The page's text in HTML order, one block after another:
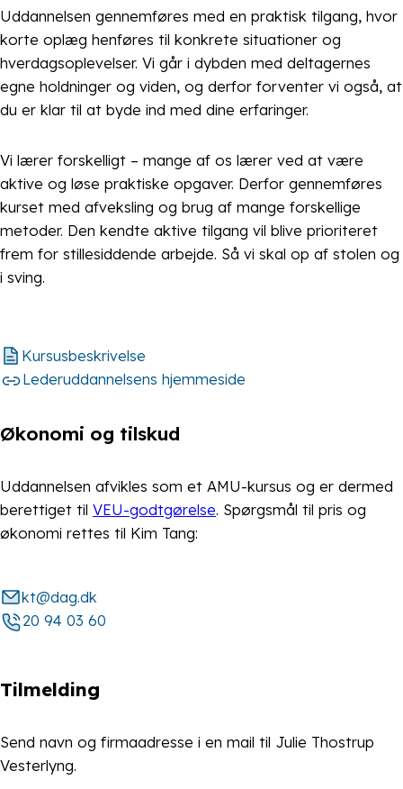
Uddannelsen gennemføres med en praktisk tilgang, hvor
korte oplæg henføres til konkrete situationer og
hverdagsoplevelser. Vi går i dybden med deltagernes
egne holdninger og viden, og derfor forventer vi også, at
du er klar til at byde ind med dine erfaringer.
Vi lærer forskelligt – mange af os lærer ved at være
aktive og løse praktiske opgaver. Derfor gennemføres
kurset med afveksling og brug af mange forskellige
metoder. Den kendte aktive tilgang vil blive prioriteret
frem for stillesiddende arbejde. Så vi skal op af stolen og
i sving.
Kursusbeskrivelse
Lederuddannelsens hjemmeside
Økonomi og tilskud
Uddannelsen afvikles som et AMU-kursus og er dermed
berettiget til VEU-godtgørelse. Spørgsmål til pris og
økonomi rettes til Kim Tang:
kt@dag.dk
20 94 03 60
Tilmelding
Send navn og firmaadresse i en mail til Julie Thostrup
Vesterlyng.